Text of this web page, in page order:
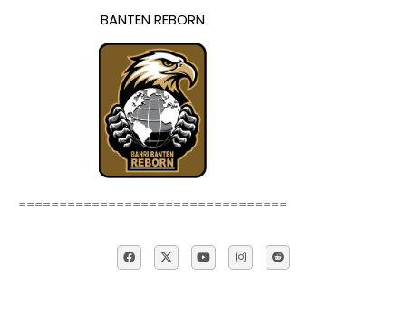
BANTEN REBORN
=================================